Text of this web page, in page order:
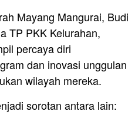
Mayang Mangurai, Budi
TP PKK Kelurahan,
percaya diri
dan inovasi unggulan
wilayah mereka.
sorotan antara lain: